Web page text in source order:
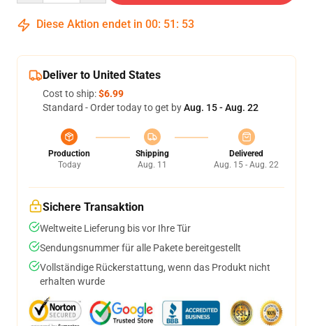
Diese Aktion endet in 00: 51 : 53
Deliver to United States
Cost to ship:$6.99
Standard - Order today to get byAug. 15 - Aug. 22
Production
Today
Shipping
Aug. 11
Delivered
Aug. 15 - Aug. 22
Sichere Transaktion
Weltweite Lieferung bis vor Ihre Tür
Sendungsnummer für alle Pakete bereitgestellt
Vollständige Rückerstattung, wenn das Produkt nicht
erhalten wurde